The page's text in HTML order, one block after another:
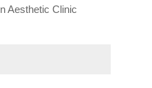
Aesthetic Clinic